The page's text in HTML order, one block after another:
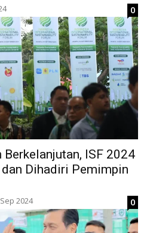
0
ISF 2024
Dihadiri Pemimpin
2024 0